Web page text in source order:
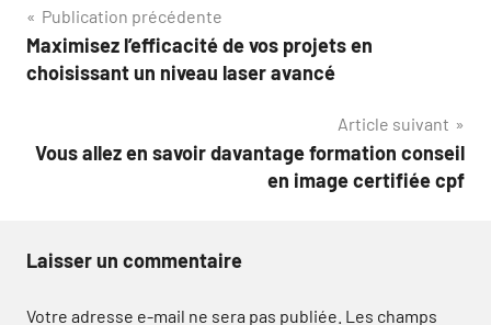
Navigation
de
Publication précédente
Maximisez l’efficacité de vos projets en
choisissant un niveau laser avancé
Article suivant
Vous allez en savoir davantage formation conseil
en image certifiée cpf
Laisser un commentaire
Votre adresse e-mail ne sera pas publiée. Les champs